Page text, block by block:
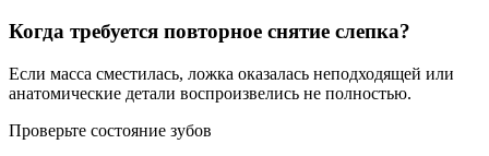
Когда требуется повторное снятие слепка?
Если масса сместилась, ложка оказалась неподходящей или
анатомические детали воспроизвелись не полностью.
Проверьте состояние зубов